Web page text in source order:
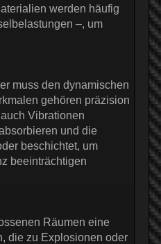
werden häufig
–, um
muss den dynamischen
gehören präzision
Vibrationen
und die
beschichtet, um
beeinträchtigen
Räumen eine
die zu Explosionen oder